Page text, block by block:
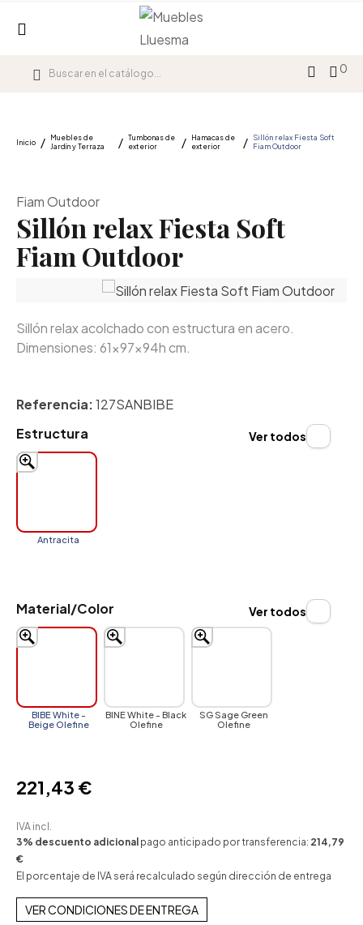
0
Inicio
Muebles de
Jardín y Terraza
Tumbonas de
exterior
Hamacas de
exterior
Sillón relax Fiesta Soft
Fiam Outdoor
Fiam Outdoor
Sillón relax Fiesta Soft
Fiam Outdoor
Sillón relax acolchado con estructura en acero.
Dimensiones: 61x97x94h cm.
Referencia:127SANBIBE
Estructura
Antracita
Ver todos
Material/Color
BIBE White -
Beige Olefine
BINE White - Black
Olefine
SG Sage Green
Olefine
Ver todos
221,43 €
IVA incl.
3% descuento adicional pago anticipado por transferencia: 214,79
€
El porcentaje de IVA será recalculado según dirección de entrega
VER CONDICIONES DE ENTREGA